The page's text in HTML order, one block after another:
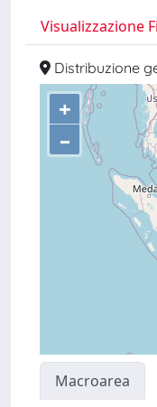
Visualizzazione
Distribuzione
+
–
Macroarea